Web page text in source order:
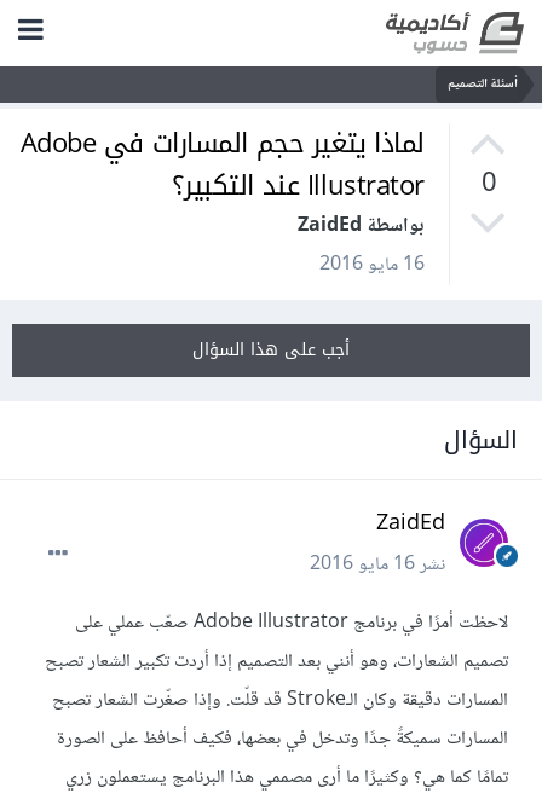
أسئلة التصميم
0
لماذا يتغير حجم المسارات في Adobe
Illustrator عند التكبير؟
بواسطة ZaidEd
16 مايو 2016
أجب على هذا السؤال
السؤال
ZaidEd
نشر16 مايو 2016
لاحظت أمرًا في برنامج Adobe Illustrator صعّب عملي على
تصميم الشعارات، وهو أنني بعد التصميم إذا أردت تكبير الشعار تصبح
المسارات دقيقة وكان الـStroke قد قلّت. وإذا صغّرت الشعار تصبح
المسارات سميكةً جدًا وتدخل في بعضها، فكيف أحافظ على الصورة
تمامًا كما هي؟ وكثيرًا ما أرى مصممي هذا البرنامج يستعملون زري